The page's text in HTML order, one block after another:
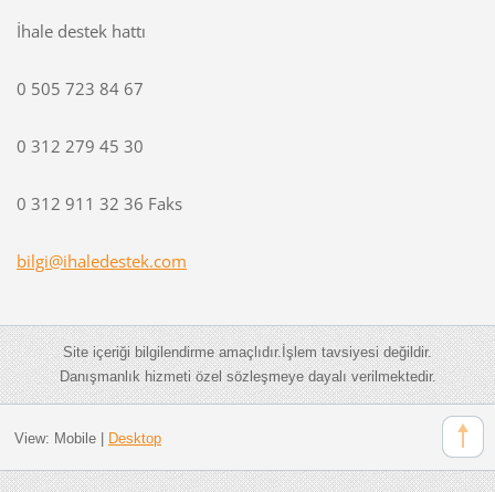
İhale destek hattı
0 505 723 84 67
0 312 279 45 30
0 312 911 32 36 Faks
bilgi@ihaledestek.com
Site içeriği bilgilendirme amaçlıdır.İşlem tavsiyesi değildir.
Danışmanlık hizmeti özel sözleşmeye dayalı verilmektedir.
View: Mobile| Desktop